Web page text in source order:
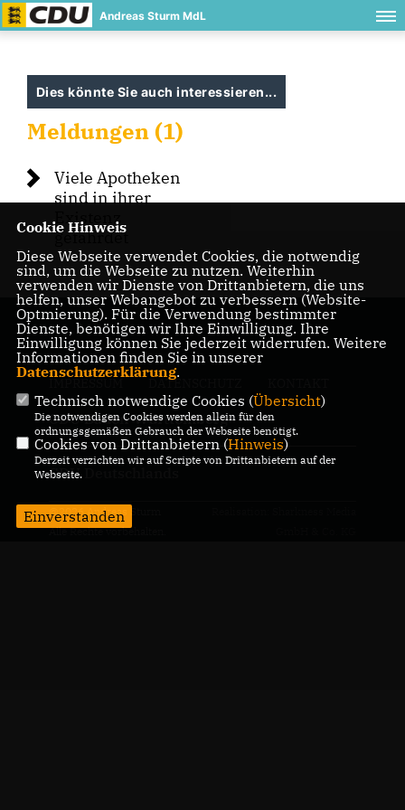
Andreas Sturm MdL
Dies könnte Sie auch interessieren...
Meldungen (1)
Viele Apotheken
sind in ihrer
Existenz
gefährdet
DATENSCHUTZ
CDU Baden-Württemberg
CDU Deutschlands
@2026 Andreas Sturm
Alle Rechte vorbehalten.
Cookie Hinweis
Diese Webseite verwendet Cookies, die notwendig
sind, um die Webseite zu nutzen. Weiterhin
verwenden wir Dienste von Drittanbietern, die uns
helfen, unser Webangebot zu verbessern (Website-
Optmierung). Für die Verwendung bestimmter
Dienste, benötigen wir Ihre Einwilligung. Ihre
Einwilligung können Sie jederzeit widerrufen. Weitere
Informationen finden Sie in unserer
Datenschutzerklärung.
Technisch notwendige Cookies (Übersicht)
Die notwendigen Cookies werden allein für den
ordnungsgemäßen Gebrauch der Webseite benötigt.
Cookies von Drittanbietern (Hinweis)
Derzeit verzichten wir auf Scripte von Drittanbietern auf der
Webseite.
Einverstanden